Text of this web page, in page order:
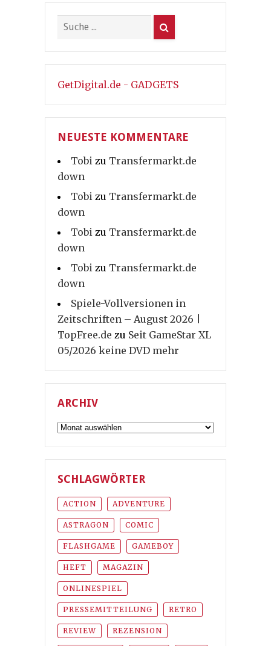
GetDigital.de - GADGETS
NEUESTE KOMMENTARE
Tobi zu Transfermarkt.de
down
Tobi zu Transfermarkt.de
down
Tobi zu Transfermarkt.de
down
Tobi zu Transfermarkt.de
down
Spiele-Vollversionen in
Zeitschriften – August 2026 |
TopFree.de zu Seit GameStar XL
05/2026 keine DVD mehr
ARCHIV
Archiv
SCHLAGWÖRTER
ACTION ADVENTURE
ASTRAGON COMIC
FLASHGAME GAMEBOY
HEFT MAGAZIN
ONLINESPIEL
PRESSEMITTEILUNG RETRO
REVIEW REZENSION